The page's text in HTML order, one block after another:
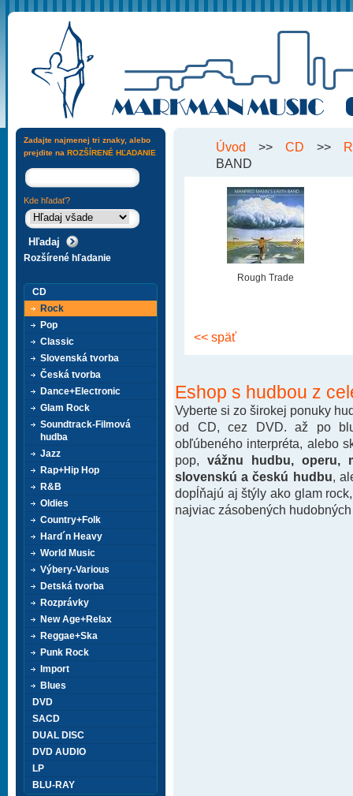
Úvod >> CD >>
BAND
Rough Trade
<< späť
Eshop s hudbou z
Vyberte si zo širokej ponuky
od CD, cez DVD. až po
obľúbeného interpréta, alebo
pop, vážnu hudbu, operu,
slovenskú a českú hudbu ,
dopĺňajú aj štýly ako glam
najviac zásobených
Zadajte najmenej tri znaky, alebo
prejdite na ROZŠÍRENÉ HĽADANIE
Kde hľadať?
Rozšírené hľadanie
CD
Rock
Pop
Classic
Slovenská tvorba
Česká tvorba
Dance+Electronic
Glam Rock
Soundtrack-Filmová
hudba
Jazz
Rap+Hip Hop
R&B
Oldies
Country+Folk
Hard´n Heavy
World Music
Výbery-Various
Detská tvorba
Rozprávky
New Age+Relax
Reggae+Ska
Punk Rock
Import
Blues
DVD
SACD
DUAL DISC
DVD AUDIO
LP
BLU-RAY